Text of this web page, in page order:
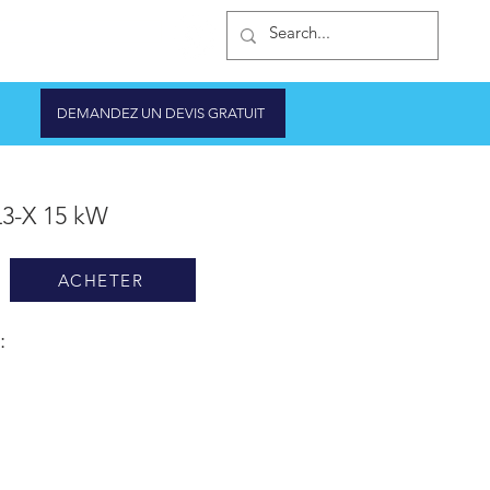
X 15 kW
ACHETER
DEMANDEZ UN DEVIS GRATUIT